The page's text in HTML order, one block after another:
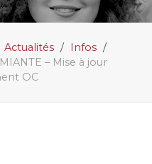
Actualités
Infos
– Mise à jour
OC